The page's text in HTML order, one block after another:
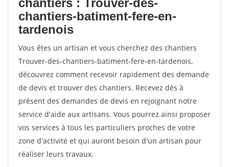
chantiers : Trouver-des-
chantiers-batiment-fere-en-
tardenois
Vous êtes un artisan et vous cherchez des chantiers
Trouver-des-chantiers-batiment-fere-en-tardenois,
découvrez comment recevoir rapidement des demande
de devis et trouver des chantiers. Recevez dès à
présent des demandes de devis en rejoignant notre
service d'aide aux artisans. Vous pourrez ainsi proposer
vos services à tous les particuliers proches de votre
zone d'activité et qui auront besoin d'un artisan pour
réaliser leurs travaux.